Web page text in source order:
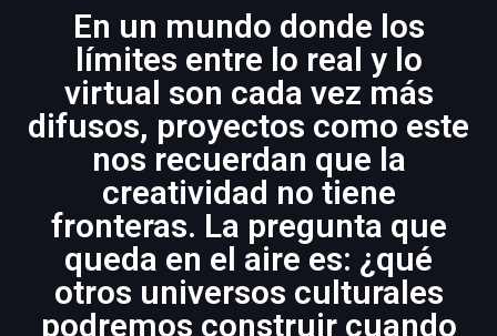
En un mundo donde los
límites entre lo real y lo
virtual son cada vez más
difusos, proyectos como este
nos recuerdan que la
creatividad no tiene
fronteras. La pregunta que
queda en el aire es: ¿qué
otros universos culturales
podremos construir cuando